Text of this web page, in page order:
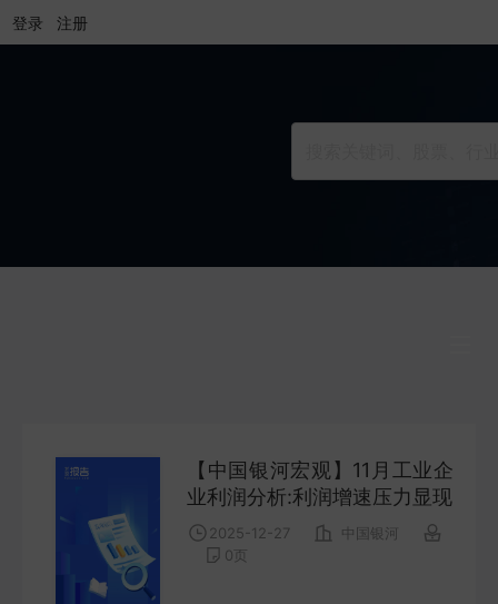
登录 注册
公司研究
COMPANY
宏观策略
【中国银河宏观】11月工业企
业利润分析:利润增速压力显现
2025-12-27
中国银河
0 页